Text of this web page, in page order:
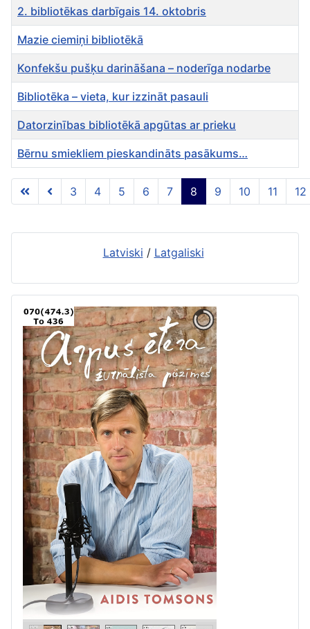
Rakstu tabula
2. bibliotēkas darbīgais 14. oktobris
Mazie ciemiņi bibliotēkā
Konfekšu pušķu darināšana – noderīga nodarbe
Bibliotēka – vieta, kur izzināt pasauli
Datorzinības bibliotēkā apgūtas ar prieku
Bērnu smiekliem pieskandināts pasākums…
8 lapa no 12
3 4 5 6 7 8 9 10 11 12
Latviski / Latgaliski